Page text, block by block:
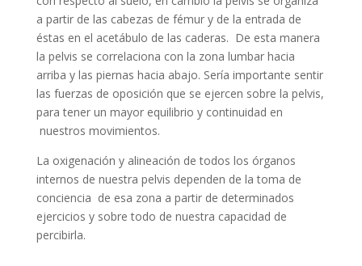
a partir de las cabezas de fémur y de la entrada de
éstas en el acetábulo de las caderas. De esta manera
la pelvis se correlaciona con la zona lumbar hacia
arriba y las piernas hacia abajo. Sería importante sentir
las fuerzas de oposición que se ejercen sobre la pelvis,
para tener un mayor equilibrio y continuidad en
nuestros movimientos.
La oxigenación y alineación de todos los órganos
internos de nuestra pelvis dependen de la toma de
conciencia de esa zona a partir de determinados
ejercicios y sobre todo de nuestra capacidad de
percibirla.